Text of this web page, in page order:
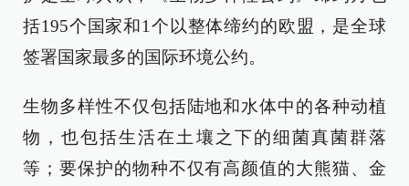
括195个国家和1个以整体缔约的欧盟，是全球
签署国家最多的国际环境公约。
生物多样性不仅包括陆地和水体中的各种动植
物，也包括生活在土壤之下的细菌真菌群落
等；要保护的物种不仅有高颜值的大熊猫、金